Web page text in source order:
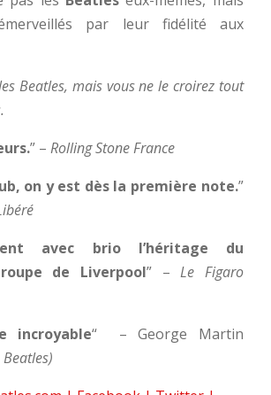
par leur fidélité aux
Beatles, mais vous ne le croirez tout
” –Rolling Stone France
on y est dès la première note.”
avec brio l’héritage du
de Liverpool” –Le Figaro
incroyable“
– George Martin